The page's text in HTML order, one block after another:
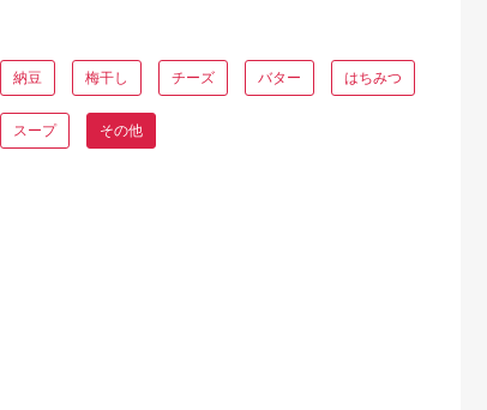
5.0
寄付金額:11,000
5.0
寄付金額:9,000円 寄付金額:
納豆 梅干し チーズ バター はちみつ
スープ その他